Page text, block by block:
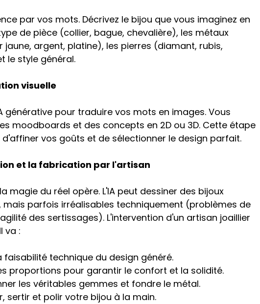
par vos mots. Décrivez le bijou que vous imaginez en
de pièce (collier, bague, chevalière), les métaux
jaune, argent, platine), les pierres (diamant, rubis,
le style général.
visuelle
générative pour traduire vos mots en images. Vous
moodboards et des concepts en 2D ou 3D. Cette étape
vos goûts et de sélectionner le design parfait.
et la fabrication par l'artisan
magie du réel opère. L'IA peut dessiner des bijoux
mais parfois irréalisables techniquement (problèmes de
des sertissages). L'intervention d'un artisan joaillier
va :
faisabilité technique du design généré.
proportions pour garantir le confort et la solidité.
les véritables gemmes et fondre le métal.
sertir et polir votre bijou à la main.